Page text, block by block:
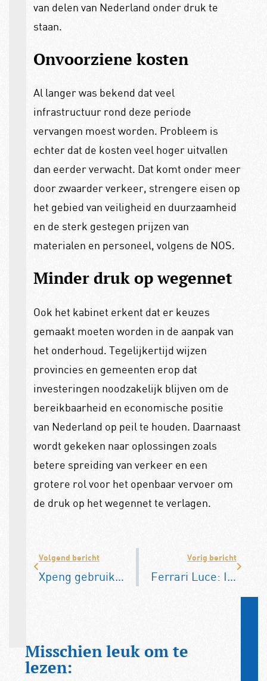
van delen van Nederland onder druk te
staan.
Onvoorziene kosten
Al langer was bekend dat veel
infrastructuur rond deze periode
vervangen moest worden. Probleem is
echter dat de kosten veel hoger uitvallen
dan eerder verwacht. Dat komt onder meer
door zwaarder verkeer, strengere eisen op
het gebied van veiligheid en duurzaamheid
en de sterk gestegen prijzen van
materialen en personeel, volgens de NOS.
Minder druk op wegennet
Ook het kabinet erkent dat er keuzes
gemaakt moeten worden in de aanpak van
het onderhoud. Tegelijkertijd wijzen
provincies en gemeenten erop dat
investeringen noodzakelijk blijven om de
bereikbaarheid en economische positie
van Nederland op peil te houden. Daarnaast
wordt gekeken naar oplossingen zoals
betere spreiding van verkeer en een
grotere rol voor het openbaar vervoer om
de druk op het wegennet te verlagen.
Volgend bericht
Xpeng gebruikt AI voor het maken van virtuele rijtests
Vorig bericht
Ferrari Luce: Italiaanse EV maakt de tongen los
Misschien leuk om te
lezen: